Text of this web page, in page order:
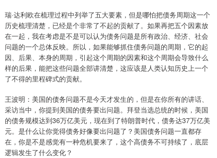
瑞·达利欧在梳理过程中列举了五大要素，但是哪怕把债务周期这一个
历史梳理清楚，已经是个非常了不起的贡献了。如果再把五个因素放
在一起，我在考虑是不是可以认为债务问题是所有政治、经济、社会
问题的一个总体反映。所以，如果能够抓住债务问题的周期，它的起
因、后果、本身的周期，引起这个周期的因素和这个周期会导致什么
样的后果，能把这些问题全部讲清楚，这应该是人类认知历史上一个
了不得的里程碑式的贡献。
王波明：美国的债务问题不是今天才发生的，但是在你所有的讲话、
采访当中，你提到美国的债务要出问题。拜登当选总统的时候，美国
的债务规模达到36万亿美元，现在到了特朗普时代，债务达37万亿美
元。是什么让你觉得债务好像要出问题了？美国债务问题一直都存
在，你是不是感觉有一种危机要来了，这个高债务不可持续了，底层
逻辑发生了什么变化？